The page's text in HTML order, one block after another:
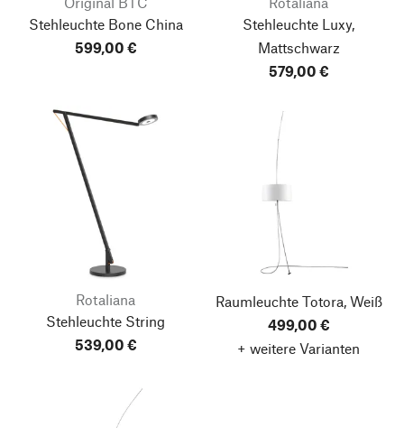
Stehleuchte Bone China
599,00 €
Stehleuchte Luxy,
Mattschwarz
579,00 €
Rotaliana
Stehleuchte String
539,00 €
Raumleuchte Totora, Weiß
499,00 €
+ weitere Varianten